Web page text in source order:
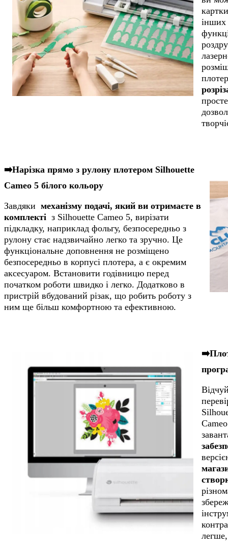
інших
➡️Нарізка прямо з рулону плотером Silhouette
Cameo 5 білого кольору
Завдяки механізму подачі, який ви отримаєте в
комплекті з Silhouette Cameo 5, вирізати
підкладку, наприклад фольгу, безпосередньо з
рулону стає надзвичайно легко та зручно. Це
функціональне доповнення не розміщено
безпосередньо в корпусі плотера, а є окремим
аксесуаром. Встановити годівницю перед
початком роботи швидко і легко. Додатково в
пристрій вбудований різак, що робить роботу з
ним ще більш комфортною та ефективною.